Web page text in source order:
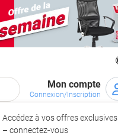
Mon compte
Connexion/Inscription
Accédez à vos offres exclusives
– connectez‑vous
Papier,
enveloppes